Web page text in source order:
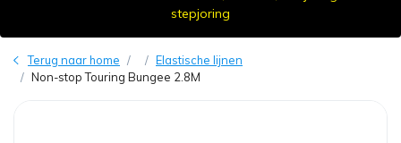
stepjoring
Terug naar home
Elastische lijnen
Non-stop Touring Bungee 2.8M